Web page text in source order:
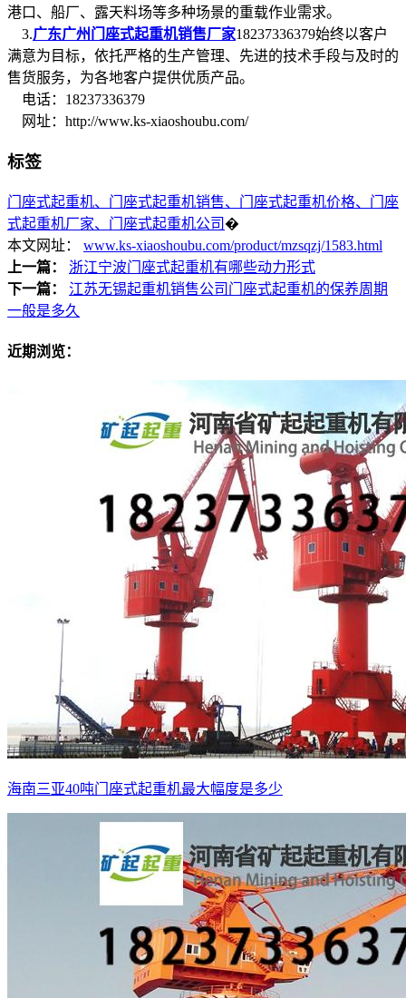
港口、船厂、露天料场等多种场景的重载作业需求。
3.广东广州门座式起重机销售厂家18237336379始终以客户
满意为目标，依托严格的生产管理、先进的技术手段与及时的
售货服务，为各地客户提供优质产品。
电话：18237336379
网址：http://www.ks-xiaoshoubu.com/
标签
门座式起重机、门座式起重机销售、门座式起重机价格、门座
式起重机厂家、门座式起重机公司 �
本文网址： www.ks-xiaoshoubu.com/product/mzsqzj/1583.html
上一篇：
浙江宁波门座式起重机有哪些动力形式
下一篇：
江苏无锡起重机销售公司门座式起重机的保养周期
一般是多久
近期浏览：
海南三亚40吨门座式起重机最大幅度是多少